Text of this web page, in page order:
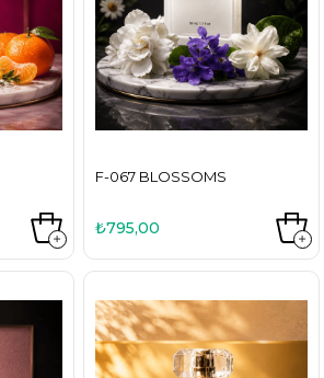
F-067 BLOSSOMS
₺795,00